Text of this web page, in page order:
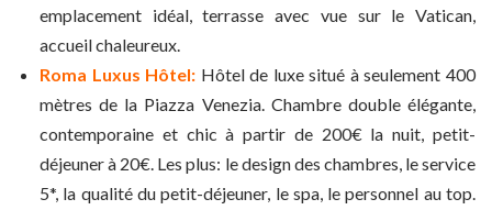
emplacement idéal, terrasse avec vue sur le Vatican,
accueil chaleureux.
Roma Luxus Hôtel: Hôtel de luxe situé à seulement 400
mètres de la Piazza Venezia. Chambre double élégante,
contemporaine et chic à partir de 200€ la nuit, petit-
déjeuner à 20€. Les plus: le design des chambres, le service
5*, la qualité du petit-déjeuner, le spa, le personnel au top.